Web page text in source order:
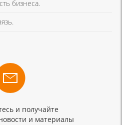
бизнеса.
и получайте
и материалы